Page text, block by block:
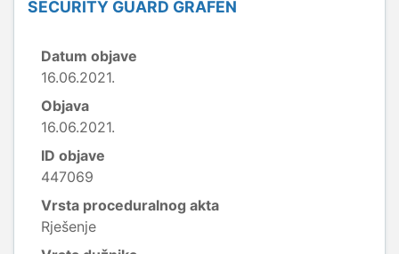
SECURITY GUARD GRAFEN
Datum objave
16.06.2021.
Objava
16.06.2021.
ID objave
447069
Vrsta proceduralnog akta
Rješenje